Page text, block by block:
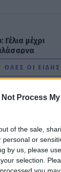
Not Process
of the sale,
personal or
by us, please
selection.
you
μέχρι
δούμε
ΟΛΕΣ ΟΙ